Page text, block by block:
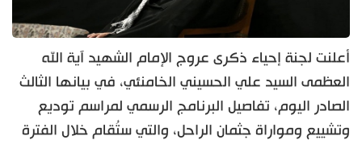
أعلنت لجنة إحياء ذكرى عروج الإمام الشهيد آية الله
العظمى السيد علي الحسيني الخامنئي، في بيانها الثالث
الصادر اليوم، تفاصيل البرنامج الرسمي لمراسم توديع
وتشييع ومواراة جثمان الراحل، والتي ستُقام خلال الفترة